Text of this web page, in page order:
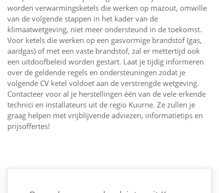
worden verwarmingsketels die werken op mazout, omwille
van de volgende stappen in het kader van de
klimaatwetgeving, niet meer ondersteund in de toekomst.
Voor ketels die werken op een gasvormige brandstof (gas,
aardgas) of met een vaste brandstof, zal er mettertijd ook
een uitdoofbeleid worden gestart. Laat je tijdig informeren
over de geldende regels en ondersteuningen zodat je
volgende CV ketel voldoet aan de verstrengde wetgeving.
Contacteer voor al je herstellingen één van de vele erkende
technici en installateurs uit de regio Kuurne. Ze zullen je
graag helpen met vrijblijvende adviezen, informatietips en
prijsoffertes!